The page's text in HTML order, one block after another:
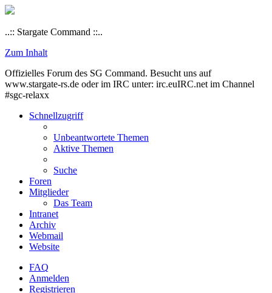
..:: Stargate Command ::..
Zum Inhalt
Offizielles Forum des SG Command. Besucht uns auf
www.stargate-rs.de oder im IRC unter: irc.euIRC.net im Channel
#sgc-relaxx
Schnellzugriff
Unbeantwortete Themen
Aktive Themen
Suche
Foren
Mitglieder
Das Team
Intranet
Archiv
Webmail
Website
FAQ
Anmelden
Registrieren